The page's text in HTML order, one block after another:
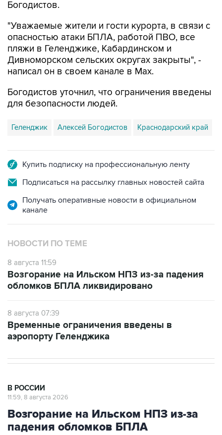
Богодистов.
"Уважаемые жители и гости курорта, в связи с
опасностью атаки БПЛА, работой ПВО, все
пляжи в Геленджике, Кабардинском и
Дивноморском сельских округах закрыты", -
написал он в своем канале в Max.
Богодистов уточнил, что ограничения введены
для безопасности людей.
Геленджик Алексей Богодистов Краснодарский край
Купить подписку на профессиональную ленту
Подписаться на рассылку главных новостей сайта
Получать оперативные новости в официальном
канале
НОВОСТИ ПО ТЕМЕ
8 августа 11:59
Возгорание на Ильском НПЗ из-за падения
обломков БПЛА ликвидировано
8 августа 07:39
Временные ограничения введены в
аэропорту Геленджика
В РОССИИ
11:59, 8 августа 2026
Возгорание на Ильском НПЗ из-за
падения обломков БПЛА